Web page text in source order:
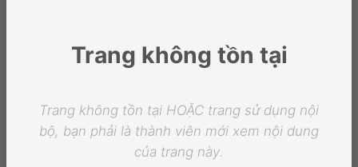
Trang không tồn tại
Trang không tồn tại HOẶC trang sử dụng nội
bộ, bạn phải là thành viên mới xem nội dung
của trang này.